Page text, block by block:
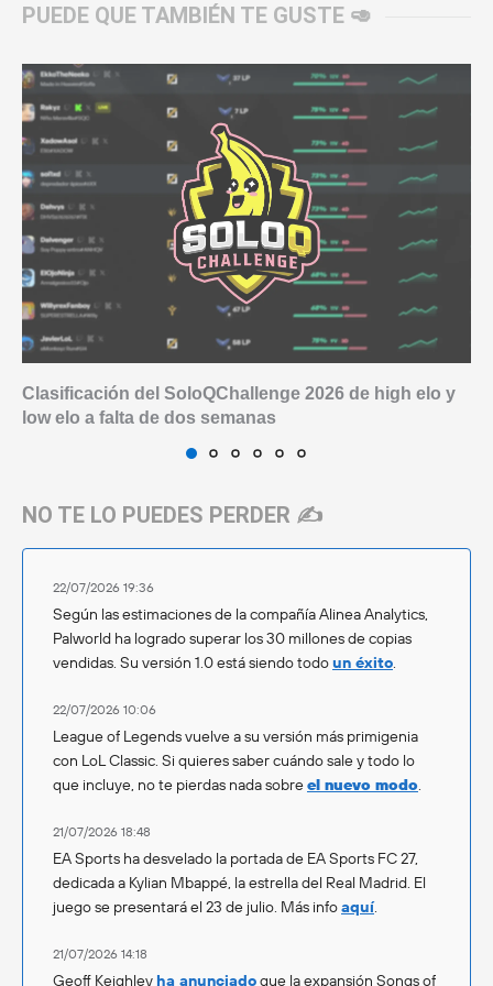
PUEDE QUE TAMBIÉN TE GUSTE 🥑
Clasificación del SoloQChallenge 2026 de high elo y
low elo a falta de dos semanas
NO TE LO PUEDES PERDER ✍️
22/07/2026 19:36
Según las estimaciones de la compañía Alinea Analytics,
Palworld ha logrado superar los 30 millones de copias
vendidas. Su versión 1.0 está siendo todoun éxito.
22/07/2026 10:06
League of Legends vuelve a su versión más primigenia
con LoL Classic. Si quieres saber cuándo sale y todo lo
que incluye, no te pierdas nada sobreel nuevo modo.
21/07/2026 18:48
EA Sports ha desvelado la portada de EA Sports FC 27,
dedicada a Kylian Mbappé, la estrella del Real Madrid. El
juego se presentará el 23 de julio. Más infoaquí.
21/07/2026 14:18
Geoff Keighley ha anunciadoque la expansión Songs of